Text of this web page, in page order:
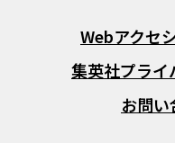
Webアクセ
集英社プライ
お問